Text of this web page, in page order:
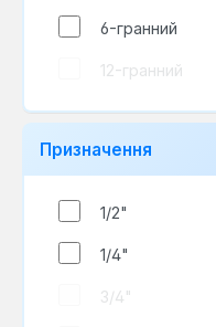
6-гранний
12-гранний
Призначення
1/2"
1/4"
3/4"